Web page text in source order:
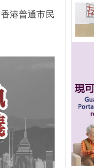
港普通市民